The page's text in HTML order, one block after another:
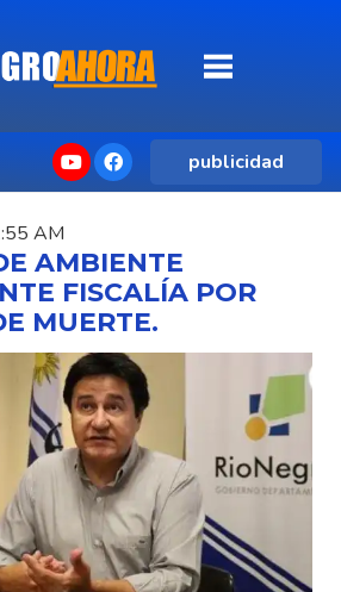
publicidad
AM
AMBIENTE
FISCALÍA POR
MUERTE.